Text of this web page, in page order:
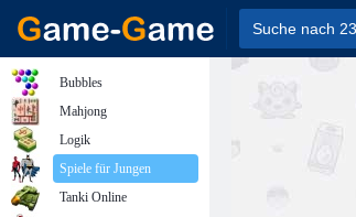
Bubbles
Mahjong
Logik
Spiele für Jungen
Tanki Online